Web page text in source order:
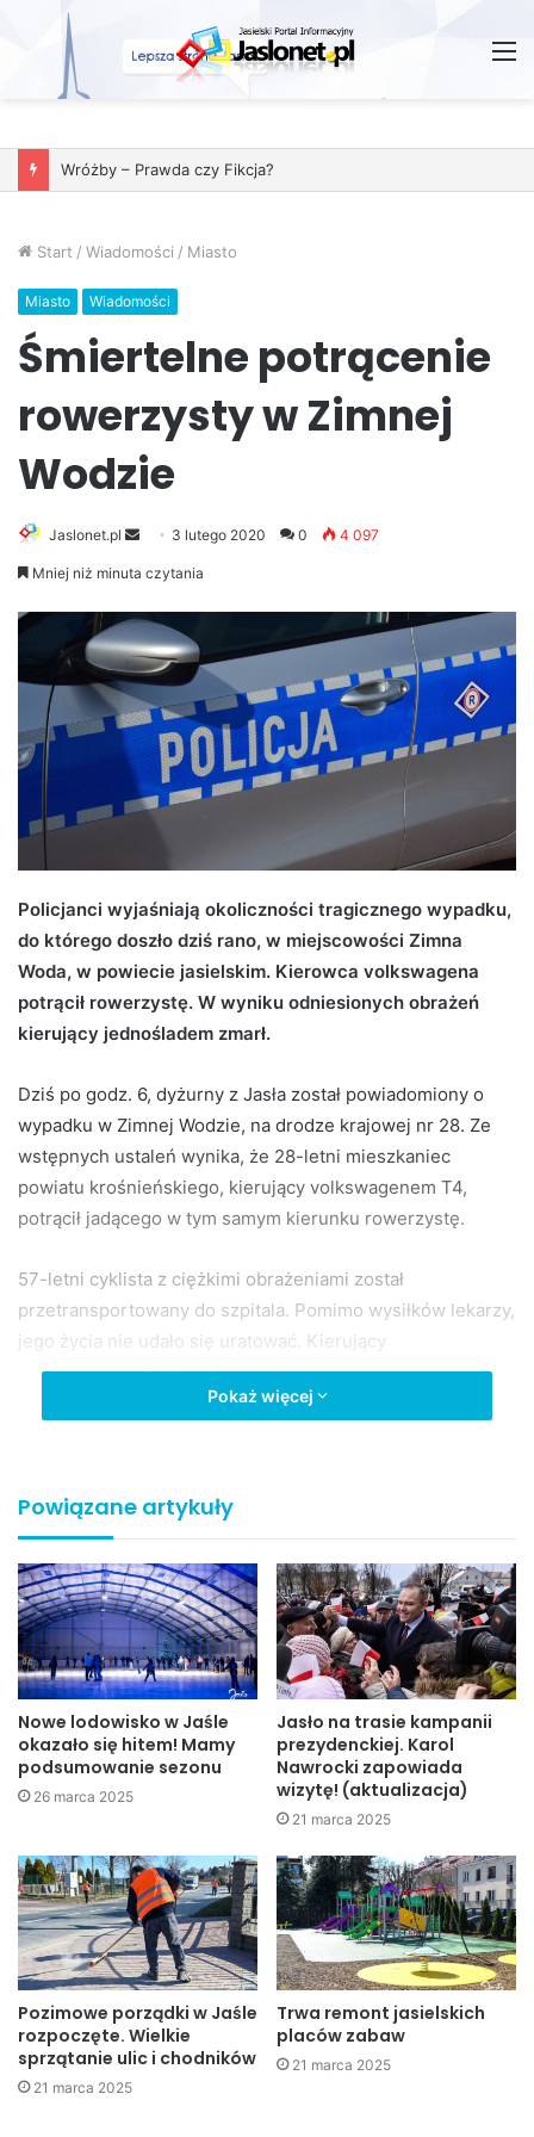
Wróżby – Prawda czy Fikcja?
Start / Wiadomości / Miasto
Miasto Wiadomości
Śmiertelne potrącenie
rowerzysty w Zimnej
Wodzie
Jaslonet.pl
d
a
n
e
i
3 lutego 2020 0 4 097
Mniej niż minuta czytania
Policjanci wyjaśniają okoliczności tragicznego wypadku,
do którego doszło dziś rano, w miejscowości Zimna
Woda, w powiecie jasielskim. Kierowca volkswagena
potrącił rowerzystę. W wyniku odniesionych obrażeń
kierujący jednośladem zmarł.
Dziś po godz. 6, dyżurny z Jasła został powiadomiony o
wypadku w Zimnej Wodzie, na drodze krajowej nr 28. Ze
wstępnych ustaleń wynika, że 28-letni mieszkaniec
powiatu krośnieńskiego, kierujący volkswagenem T4,
potrącił jadącego w tym samym kierunku rowerzystę.
57-letni cyklista z ciężkimi obrażeniami został
przetransportowany do szpitala. Pomimo wysiłków lekarzy,
jego życia nie udało się uratować. Kierujący
volkswagenem był trzeźwy.
KPP Jasło
Jasło miasto potrącenie
powiat top
Pokaż więcej
Powiązane artykuły
Nowe lodowisko w Jaśle
okazało się hitem! Mamy
podsumowanie sezonu
26 marca 2025
Jasło na trasie kampanii
prezydenckiej. Karol
Nawrocki zapowiada
wizytę! (aktualizacja)
21 marca 2025
Pozimowe porządki w Jaśle
rozpoczęte. Wielkie
sprzątanie ulic i chodników
21 marca 2025
Trwa remont jasielskich
placów zabaw
21 marca 2025